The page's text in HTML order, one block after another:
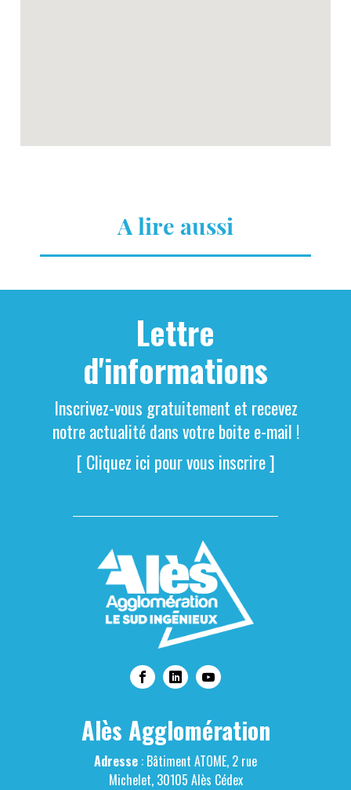
A lire aussi
Lettre
d'informations
Inscrivez-vous gratuitement et recevez
notre actualité dans votre boite e-mail !
[ Cliquez ici pour vous inscrire ]
Alès Agglomération
Adresse : Bâtiment ATOME, 2 rue
Michelet, 30105 Alès Cédex